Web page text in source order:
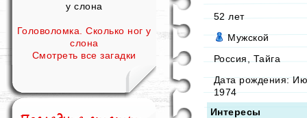
Головоломка. Сколько ног у
слона
Смотреть все загадки
52 лет
Мужской
Россия, Тайга
Дата рождения:
1974
Интересы